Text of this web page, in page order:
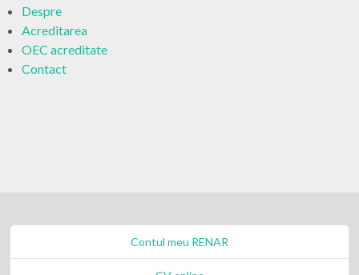
Despre
Acreditarea
OEC acreditate
Contact
Contul meu RENAR